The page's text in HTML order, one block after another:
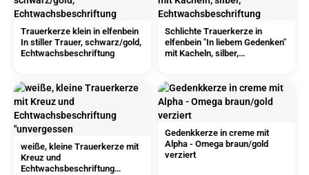
Trauerkerze klein in elfenbein
In stiller Trauer, schwarz/gold,
Echtwachsbeschriftung
Schlichte Trauerkerze in
elfenbein "In liebem Gedenken"
mit Kacheln, silber,
weiße, kleine Trauerkerze mit
Kreuz und
Echtwachsbeschriftung
Gedenkkerze in creme mit
Alpha - Omega braun/gold
verziert